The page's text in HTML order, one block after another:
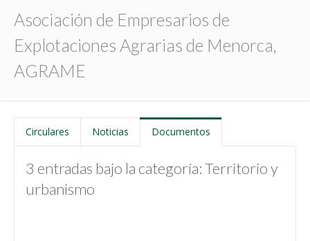
Asociación de Empresarios de
Explotaciones Agrarias de Menorca,
AGRAME
Circulares Noticias Documentos
3 entradas bajo la categoría: Territorio y
urbanismo